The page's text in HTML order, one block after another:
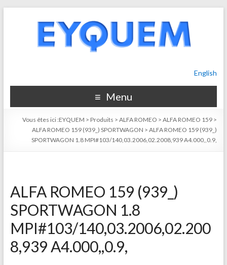
English
Menu
Vous êtes ici :EYQUEM > Produits >ALFA ROMEO >ALFA ROMEO 159 >
ALFA ROMEO 159 (939_) SPORTWAGON >ALFA ROMEO 159 (939_)
SPORTWAGON 1.8 MPI#103/140,03.2006,02.2008,939 A4.000,,0.9,
ALFA ROMEO 159 (939_)
SPORTWAGON 1.8
MPI#103/140,03.2006,02.200
8,939 A4.000,,0.9,